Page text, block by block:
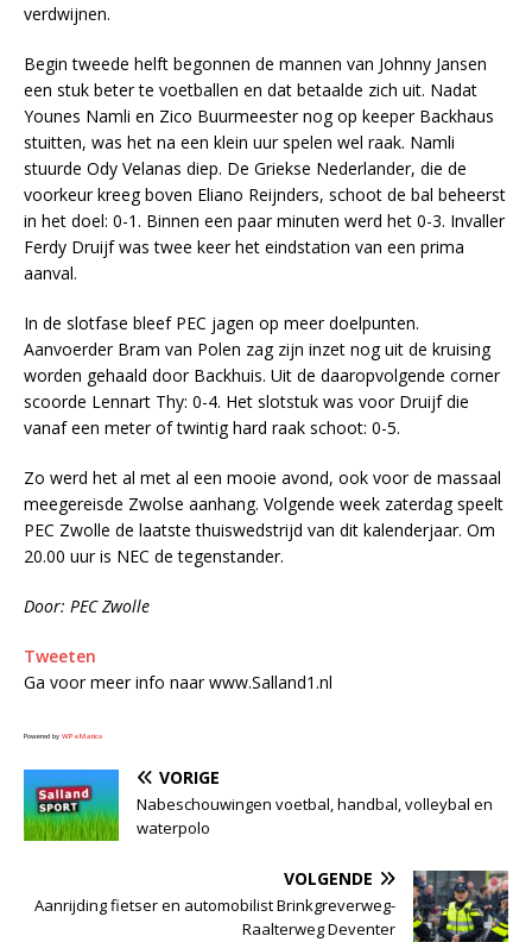
verdwijnen.
Begin tweede helft begonnen de mannen van Johnny Jansen
een stuk beter te voetballen en dat betaalde zich uit. Nadat
Younes Namli en Zico Buurmeester nog op keeper Backhaus
stuitten, was het na een klein uur spelen wel raak. Namli
stuurde Ody Velanas diep. De Griekse Nederlander, die de
voorkeur kreeg boven Eliano Reijnders, schoot de bal beheerst
in het doel: 0-1. Binnen een paar minuten werd het 0-3. Invaller
Ferdy Druijf was twee keer het eindstation van een prima
aanval.
In de slotfase bleef PEC jagen op meer doelpunten.
Aanvoerder Bram van Polen zag zijn inzet nog uit de kruising
worden gehaald door Backhuis. Uit de daaropvolgende corner
scoorde Lennart Thy: 0-4. Het slotstuk was voor Druijf die
vanaf een meter of twintig hard raak schoot: 0-5.
Zo werd het al met al een mooie avond, ook voor de massaal
meegereisde Zwolse aanhang. Volgende week zaterdag speelt
PEC Zwolle de laatste thuiswedstrijd van dit kalenderjaar. Om
20.00 uur is NEC de tegenstander.
Door: PEC Zwolle
Tweeten
Ga voor meer info naar www.Salland1.nl
Powered by WPeMatico
VORIGE
Nabeschouwingen voetbal, handbal, volleybal en
waterpolo
VOLGENDE
Aanrijding fietser en automobilist Brinkgreverweg-
Raalterweg Deventer